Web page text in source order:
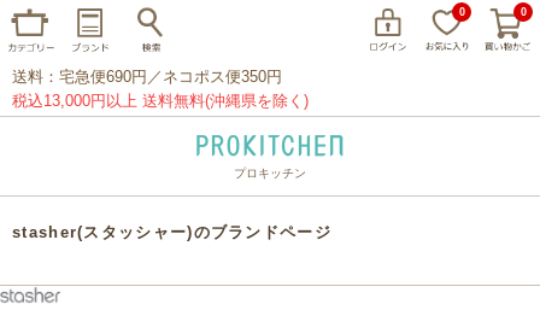
0 0
家事問屋 ウェック フライパン
プレート グラス カトラリー
送料：宅急便690円／ネコポス便350円
税込13,000円以上 送料無料(沖縄県を除く)
プロキッチン
stasher(スタッシャー)のブランドページ